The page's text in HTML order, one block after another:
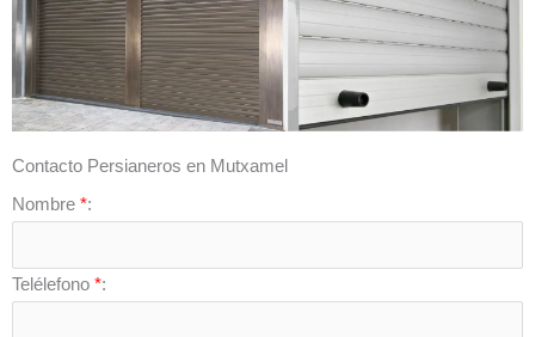
Contacto Persianeros en Mutxamel
Nombre *:
Telélefono *: